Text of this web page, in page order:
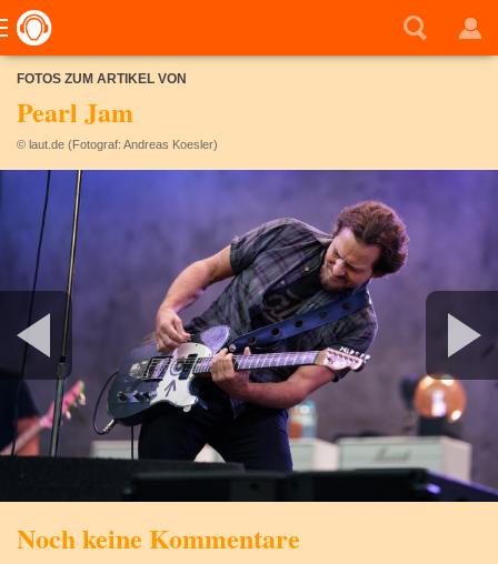
FOTOS ZUM ARTIKEL VON
Pearl Jam
© laut.de (Fotograf: Andreas Koesler)
Noch keine Kommentare